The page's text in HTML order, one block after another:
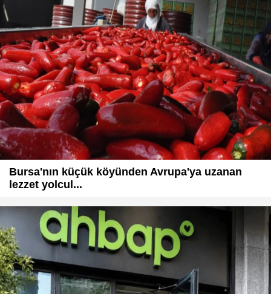
Bursa'nın küçük köyünden Avrupa'ya uzanan
lezzet yolcul...